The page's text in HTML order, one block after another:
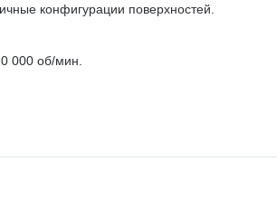
конфигурации поверхностей.
000 об/мин.